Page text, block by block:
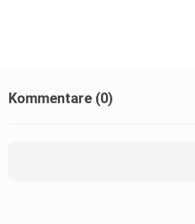
Kommentare (0)